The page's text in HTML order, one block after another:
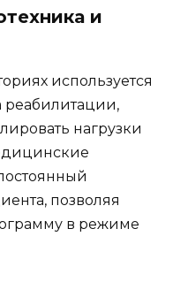
и
используется
реабилитации,
нагрузки
позволяя
в режиме